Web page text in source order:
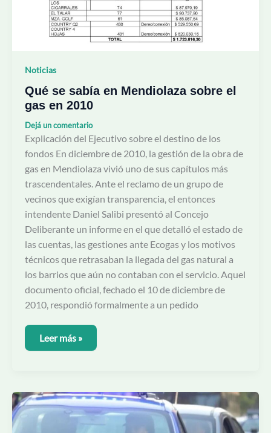
Noticias
Qué se sabía en Mendiolaza sobre el
gas en 2010
Dejá un comentario
Explicación del Ejecutivo sobre el destino de los
fondos En diciembre de 2010, la gestión de la obra de
gas en Mendiolaza vivió uno de sus capítulos más
trascendentales. Ante el reclamo de un grupo de
vecinos que exigían transparencia, el entonces
intendente Daniel Salibi presentó al Concejo
Deliberante un informe en el que detalló el estado de
las cuentas, las gestiones ante Ecogas y los motivos
técnicos que retrasaban la llegada del gas natural a
los barrios que aún no contaban con el servicio. Aquel
documento oficial, fechado el 10 de diciembre de
2010, respondió formalmente a un pedido
2010
Leer más »
Herido
durante
una